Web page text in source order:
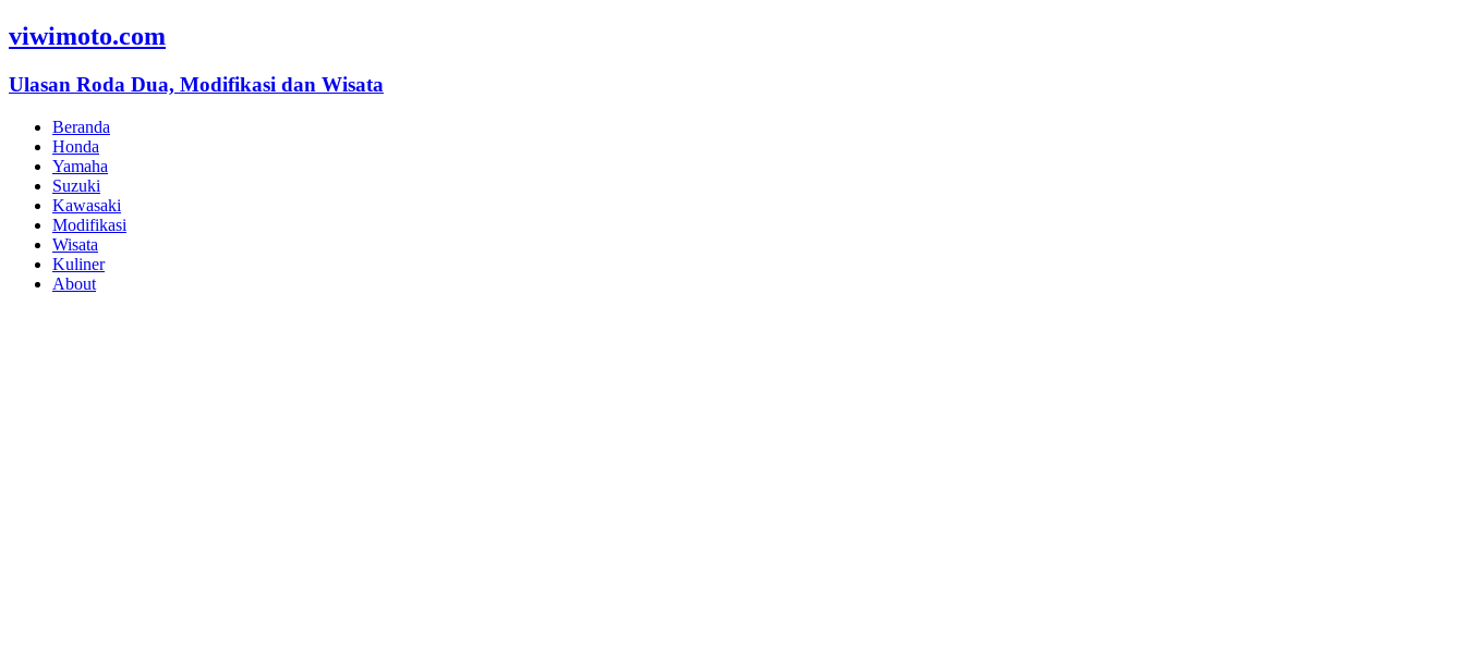
viwimoto.com
Ulasan Roda Dua, Modifikasi dan Wisata
Beranda
Honda
Yamaha
Suzuki
Kawasaki
Modifikasi
Wisata
Kuliner
About